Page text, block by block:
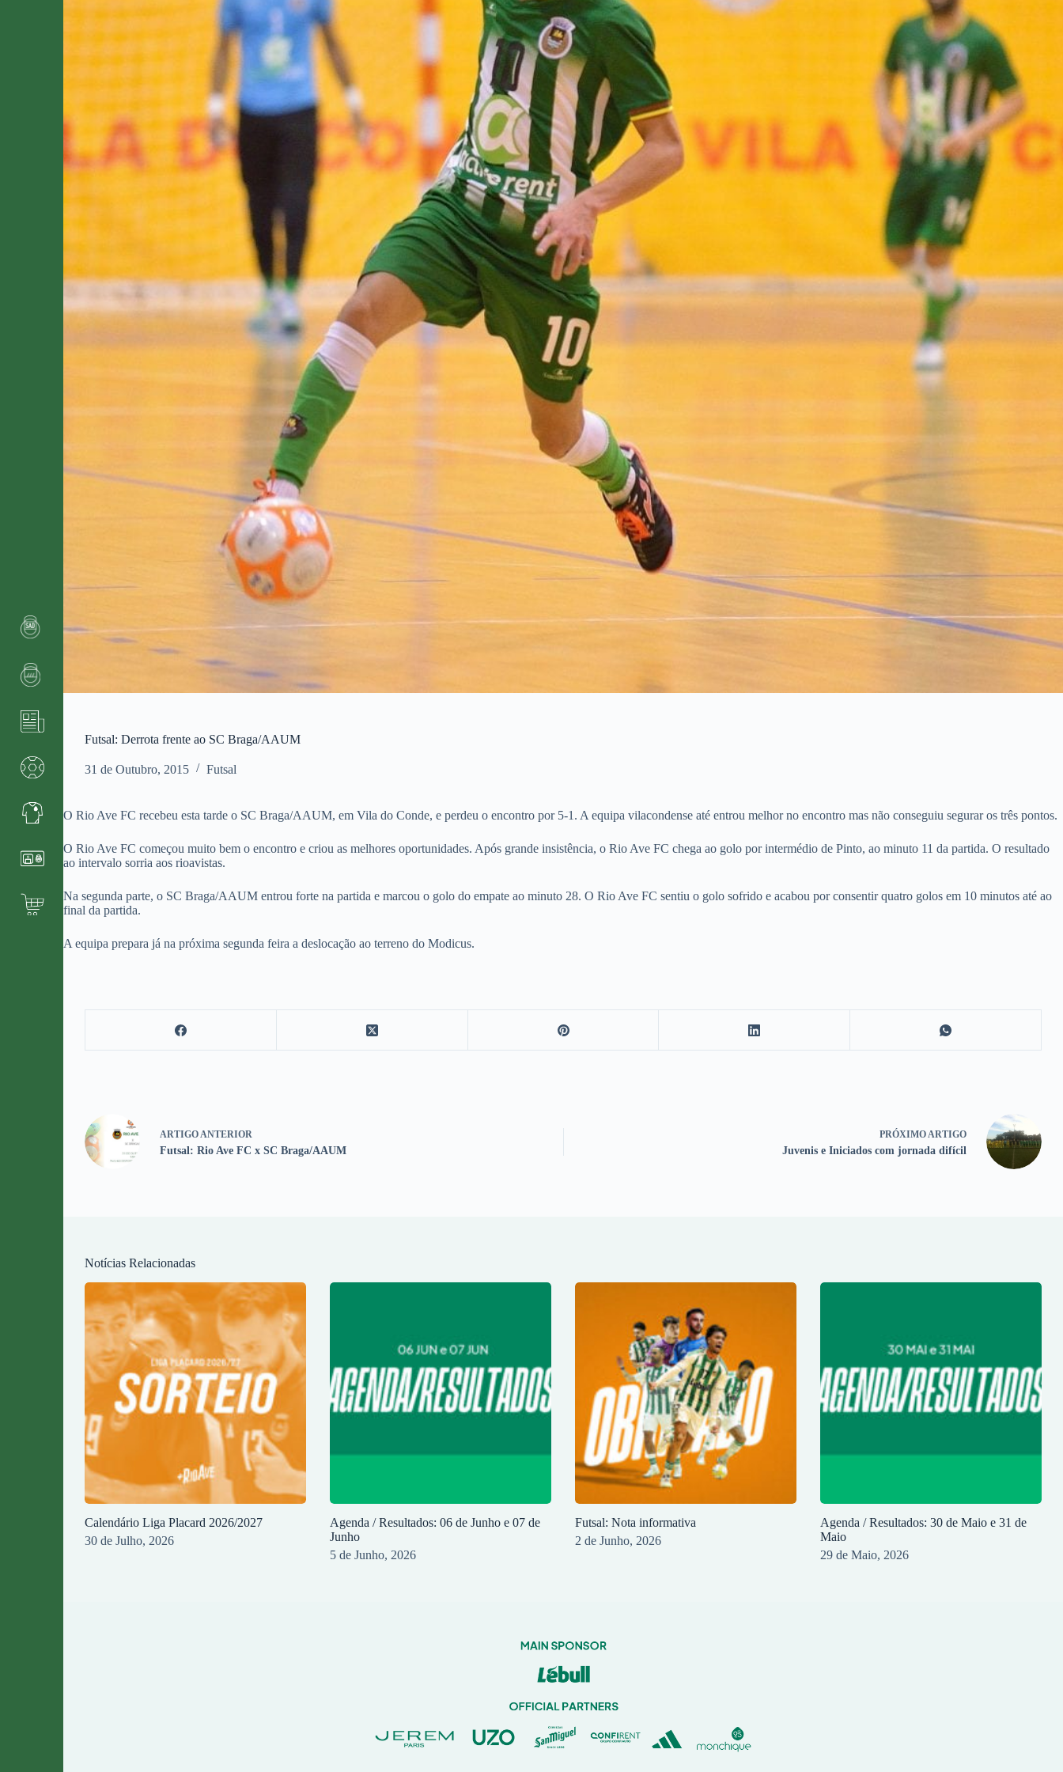
Futsal: Derrota frente ao SC Braga/AAUM
31 de Outubro, 2015 Futsal
O Rio Ave FC recebeu esta tarde o SC Braga/AAUM, em Vila do Conde, e perdeu o encontro por 5-1. A equipa vilacondense até entrou melhor no encontro mas não conseguiu segurar os três pontos.
O Rio Ave FC começou muito bem o encontro e criou as melhores oportunidades. Após grande insistência, o Rio Ave FC chega ao golo por intermédio de Pinto, ao minuto 11 da partida. O resultado
ao intervalo sorria aos rioavistas.
Na segunda parte, o SC Braga/AAUM entrou forte na partida e marcou o golo do empate ao minuto 28. O Rio Ave FC sentiu o golo sofrido e acabou por consentir quatro golos em 10 minutos até ao
final da partida.
A equipa prepara já na próxima segunda feira a deslocação ao terreno do Modicus.
ARTIGO ANTERIOR
Futsal: Rio Ave FC x SC Braga/AAUM
PRÓXIMO ARTIGO
Juvenis e Iniciados com jornada difícil
Notícias Relacionadas
Calendário Liga Placard 2026/2027
30 de Julho, 2026
Agenda / Resultados: 06 de Junho e 07 de
Junho
5 de Junho, 2026
Futsal: Nota informativa
2 de Junho, 2026
Agenda / Resultados: 30 de Maio e 31 de
Maio
29 de Maio, 2026